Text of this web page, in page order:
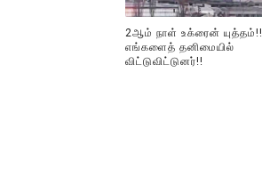
2ஆம் நாள் உக்ரைன் யுத்தம்!!
எங்களைத் தனிமையில்
விட்டுவிட்டுனர்!!